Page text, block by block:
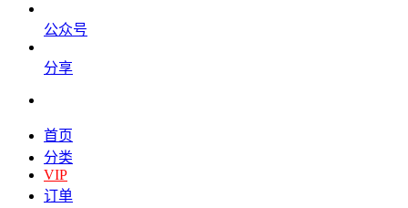
公众号
分享
首页
分类
VIP
订单